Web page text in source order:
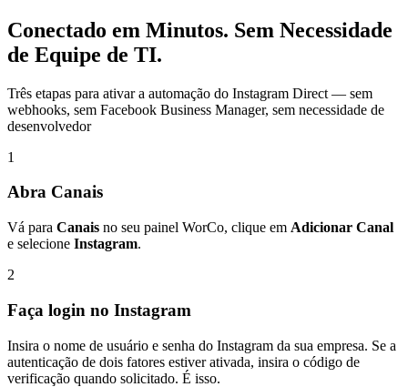
Conectado em Minutos. Sem Necessidade
de Equipe de TI.
Três etapas para ativar a automação do Instagram Direct — sem
webhooks, sem Facebook Business Manager, sem necessidade de
desenvolvedor
1
Abra Canais
Vá para Canais no seu painel WorCo, clique em Adicionar Canal
e selecione Instagram.
2
Faça login no Instagram
Insira o nome de usuário e senha do Instagram da sua empresa. Se a
autenticação de dois fatores estiver ativada, insira o código de
verificação quando solicitado. É isso.